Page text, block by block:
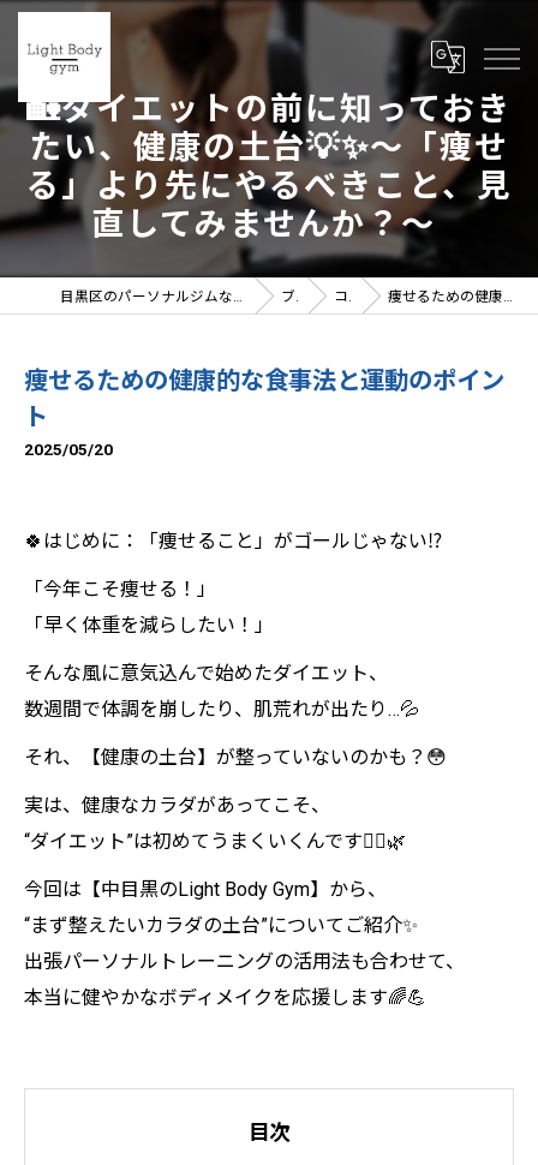
🏡ダイエットの前に知っておき
たい、健康の土台💡✨～「痩せ
る」より先にやるべきこと、見
直してみませんか？～
目黒区のパーソナルジムならLight Body gymへ | 女性トレーナー在籍 ブログ コラム 痩せるための健康的な食事法と運動のポイント
痩せるための健康的な食事法と運動のポイン
ト
2025/05/20
🍀はじめに：「痩せること」がゴールじゃない⁉️
「今年こそ痩せる！」
「早く体重を減らしたい！」
そんな風に意気込んで始めたダイエット、
数週間で体調を崩したり、肌荒れが出たり…💦
それ、【健康の土台】が整っていないのかも？😳
実は、健康なカラダがあってこそ、
“ダイエット”は初めてうまくいくんです🏃‍♀️🌿
今回は【中目黒のLight Body Gym】から、
“まず整えたいカラダの土台”についてご紹介✨
出張パーソナルトレーニングの活用法も合わせて、
本当に健やかなボディメイクを応援します🌈💪
目次